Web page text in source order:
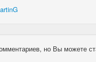
но Вы можете